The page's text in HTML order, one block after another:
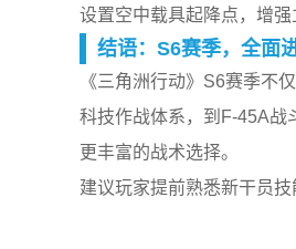
设置空中载具起降点，增强
结语：S6赛季，全面
《三角洲行动》S6赛季不
科技作战体系，到F-45A战
更丰富的战术选择。
建议玩家提前熟悉新干员技